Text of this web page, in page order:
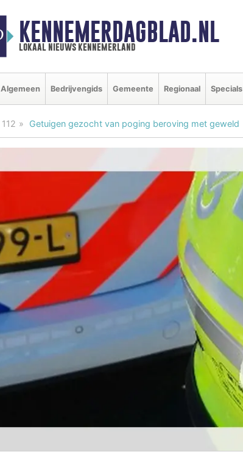
KENNEMERDAGBLAD.NL
lokaal nieuws kennemerland
Algemeen Bedrijvengids Gemeente Regionaal Specials
112 Getuigen gezocht van poging beroving met geweld